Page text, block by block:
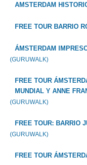
AMSTERDAM
FREE TOUR BARRIO
ÁMSTERDAM
(GURUWALK)
FREE TOUR
MUNDIAL Y ANNE
(GURUWALK)
FREE TOUR: BARRIO
(GURUWALK)
FREE TOUR